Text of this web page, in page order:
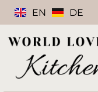
EN DE